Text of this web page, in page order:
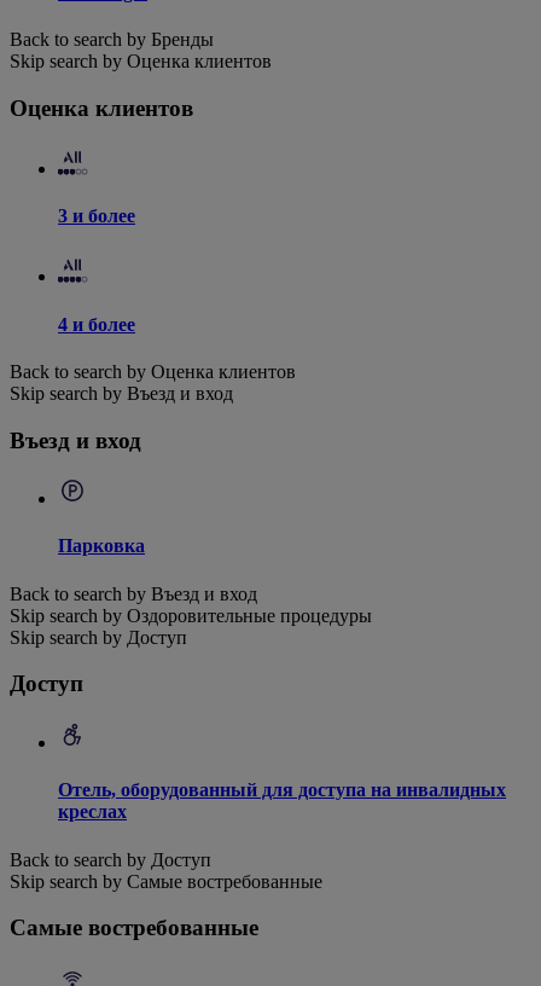
Back to search by Бренды
Skip search by Оценка клиентов
Оценка клиентов
3 и более
4 и более
Back to search by Оценка клиентов
Skip search by Въезд и вход
Въезд и вход
Парковка
Back to search by Въезд и вход
Skip search by Оздоровительные процедуры
Skip search by Доступ
Доступ
Отель, оборудованный для доступа на инвалидных
креслах
Back to search by Доступ
Skip search by Самые востребованные
Самые востребованные